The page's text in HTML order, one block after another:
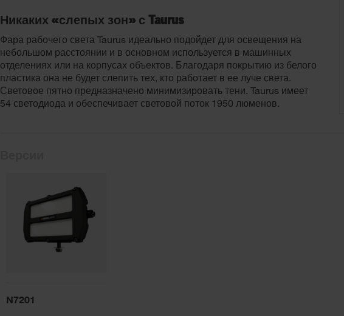
Никаких «слепых зон» с Taurus
Фара рабочего света Taurus идеально подойдет для освещения на
небольшом расстоянии и в основном используется в машинных
отделениях или на корпусах объектов. Благодаря покрытию из белого
пластика она не будет слепить тех, кто работает в ее луче света.
Световое пятно предназначено минимизировать тени. Taurus имеет
54 светодиода и обеспечивает световой поток 1950 люменов.
N7201